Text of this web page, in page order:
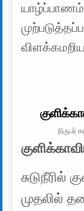
யாழ்ப்பாணம்
AUTHOR:
நிருபர்
சுடுநீரில்
முதலில்